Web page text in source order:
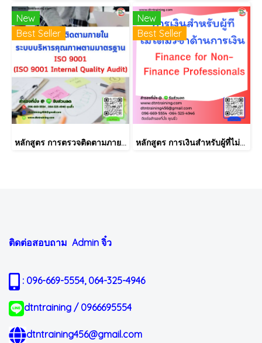
New
Best Seller
หลักสูตร การตรวจติดตามภายใน INTERNAL AUDIT ISO9001:2015
New
Best Seller
หลักสูตร การเงินสำหรับผู้ที่ไม่ได้มีวิชาชีพด้านการเงิน (Finance for Non-Finance Professionals)
ติดต่อสอบถาม Admin จิ๋ว
: 096-669-5554, 064-325-4946
dtntraining / 0966695554
dtntraining456@gmail.com